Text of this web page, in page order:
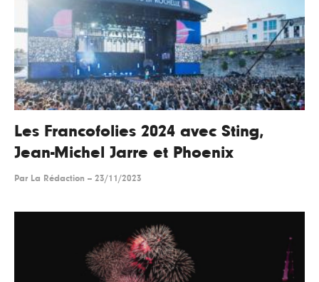
Les Francofolies 2024 avec Sting,
Jean-Michel Jarre et Phoenix
Par La Rédaction -- 23/11/2023